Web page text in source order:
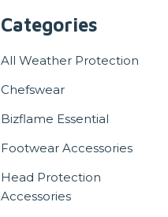
Categories
All Weather Protection
Chefswear
Bizflame Essential
Footwear Accessories
Head Protection
Accessories